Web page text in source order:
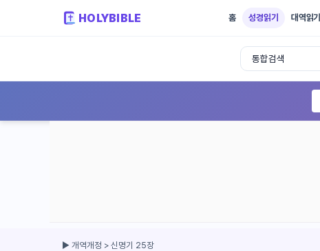
HOLYBIBLE 홈 성경읽기 대역읽기
성경읽기 - 개역개정 개역한글 NIV KJV 17
▶ 개역개정 > 신명기 25장